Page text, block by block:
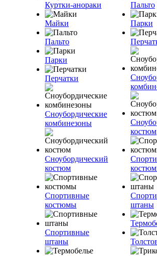
Куртки-анораки
Майки
Пальто
Парки
Перчатки
Сноубордические
комбинезоны
Сноубордический
костюм
Спортивные
костюмы
Спортивные
штаны
Пальто
Парки
костюм
штаны